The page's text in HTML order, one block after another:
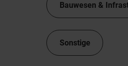
Bauwesen &
Sonstige